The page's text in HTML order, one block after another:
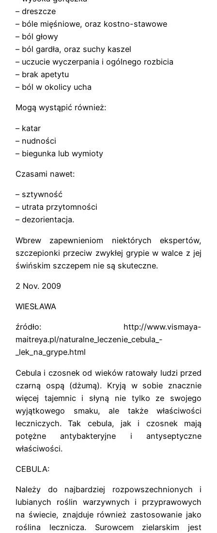
– dreszcze
– bóle mięśniowe, oraz kostno-stawowe
– ból głowy
– ból gardła, oraz suchy kaszel
– uczucie wyczerpania i ogólnego rozbicia
– brak apetytu
– ból w okolicy ucha
Mogą wystąpić również:
– katar
– nudności
– biegunka lub wymioty
Czasami nawet:
– sztywność
– utrata przytomności
– dezorientacja.
Wbrew zapewnieniom niektórych ekspertów,
szczepionki przeciw zwykłej grypie w walce z jej
świńskim szczepem nie są skuteczne.
2 Nov. 2009
WIESŁAWA
źródło: http://www.vismaya-
maitreya.pl/naturalne_leczenie_cebula_-
_lek_na_grype.html
Cebula i czosnek od wieków ratowały ludzi przed
czarną ospą (dżumą). Kryją w sobie znacznie
więcej tajemnic i słyną nie tylko ze swojego
wyjątkowego smaku, ale także właściwości
leczniczych. Tak cebula, jak i czosnek mają
potężne antybakteryjne i antyseptyczne
właściwości.
CEBULA:
Należy do najbardziej rozpowszechnionych i
lubianych roślin warzywnych i przyprawowych
na świecie, znajduje również zastosowanie jako
roślina lecznicza. Surowcem zielarskim jest